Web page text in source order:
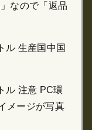
なので「返品
ル 生産国中国
ル 注意 PC環
メージが写真